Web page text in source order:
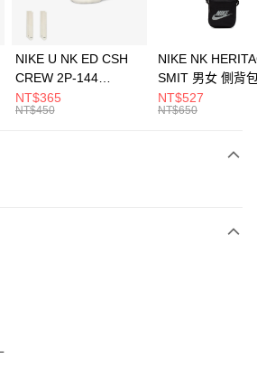
後，再付款。
程】
先享後付」後，將跳轉至「AFTEE先享後付」
到繳費通知簡訊。
內，點擊此簡訊中的連結，可透過四大超商／
進行付款，方視為交易完成。
含以上)免運費
含以上)免運費
含以上)免運費
NIKE U NK ED CSH
CREW 2P-144
EMBRDY 男女 短統襪
FZ3073133
NT$365
NT$450
NIKE NK
SMIT 男女 側背
BA5871010
NT$527
NT$650